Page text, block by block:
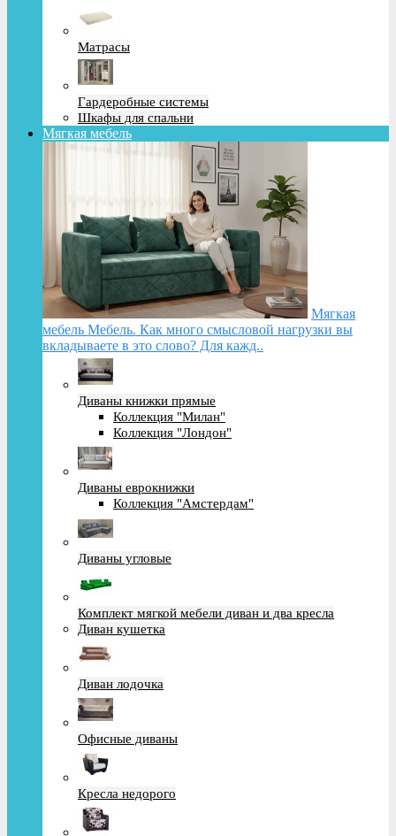
Матрасы
Гардеробные системы
Шкафы для спальни
Мягкая мебель
Мягкая
мебель Мебель. Как много смысловой нагрузки вы
вкладываете в это слово? Для кажд..
Диваны книжки прямые
Коллекция "Милан"
Коллекция "Лондон"
Диваны еврокнижки
Коллекция "Амстердам"
Диваны угловые
Комплект мягкой мебели диван и два кресла
Диван кушетка
Диван лодочка
Офисные диваны
Кресла недорого